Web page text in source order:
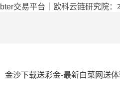
bter交易平台｜欧科云链研究院
金沙下载送彩金-最新白菜网送